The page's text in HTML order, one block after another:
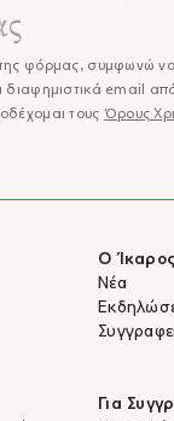
φόρμας, συμφωνώ
διαφημιστικά email
τους Όρους
Ο Ίκαρος
Νέα
Για